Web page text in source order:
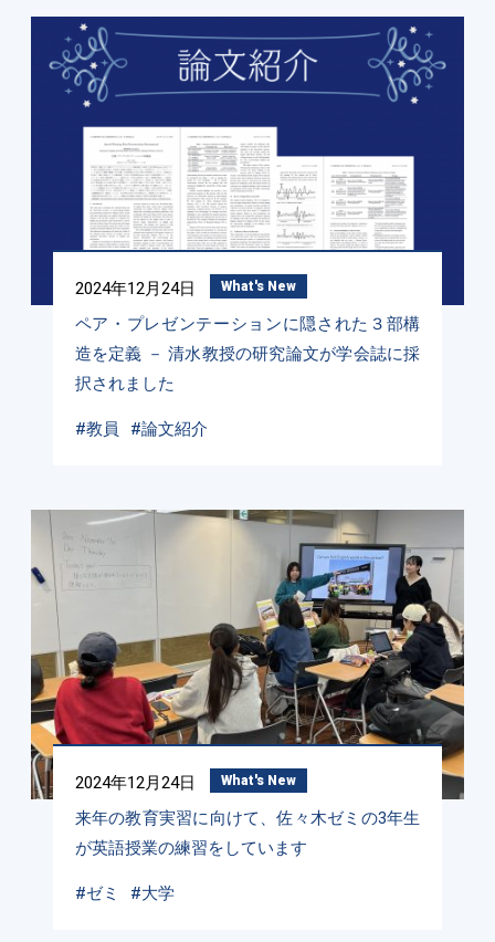
2024年12月24日 What's New
ペア・プレゼンテーションに隠された３部構
造を定義 － 清水教授の研究論文が学会誌に採
択されました
#教員 #論文紹介
2024年12月24日 What's New
来年の教育実習に向けて、佐々木ゼミの3年生
が英語授業の練習をしています
#ゼミ #大学